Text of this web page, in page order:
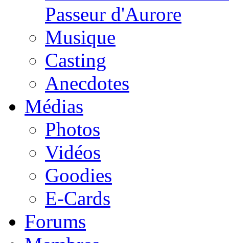
Passeur d'Aurore
Musique
Casting
Anecdotes
Médias
Photos
Vidéos
Goodies
E-Cards
Forums